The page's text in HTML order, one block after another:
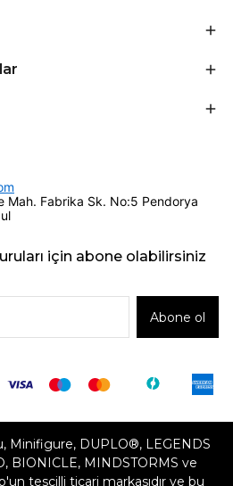
Mah. Fabrika Sk. No:5 Pendorya
için abone olabilirsiniz
Abone ol
Minifigure, DUPLO®, LEGENDS
BIONICLE, MINDSTORMS ve
tescilli ticari markasıdır ve bu